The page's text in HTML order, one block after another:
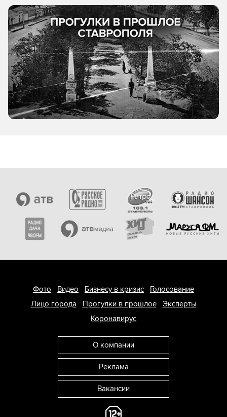
Фото Видео Бизнесу в кризис
Голосование
Лицо города
Прогулки в прошлое
Эксперты
Коронавирус
О компании
Реклама
Вакансии